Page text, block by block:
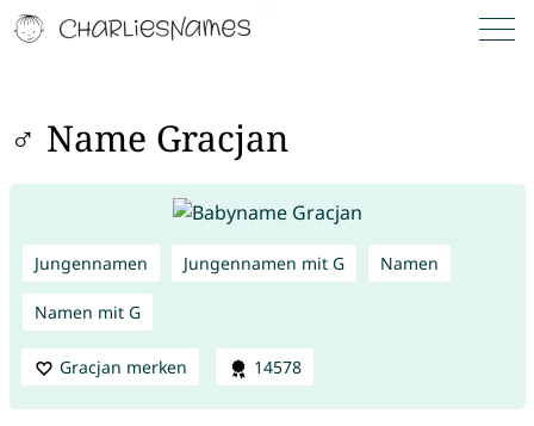
♂ Name Gracjan
Jungennamen Jungennamen mit G Namen
Namen mit G
Gracjan merken 14578